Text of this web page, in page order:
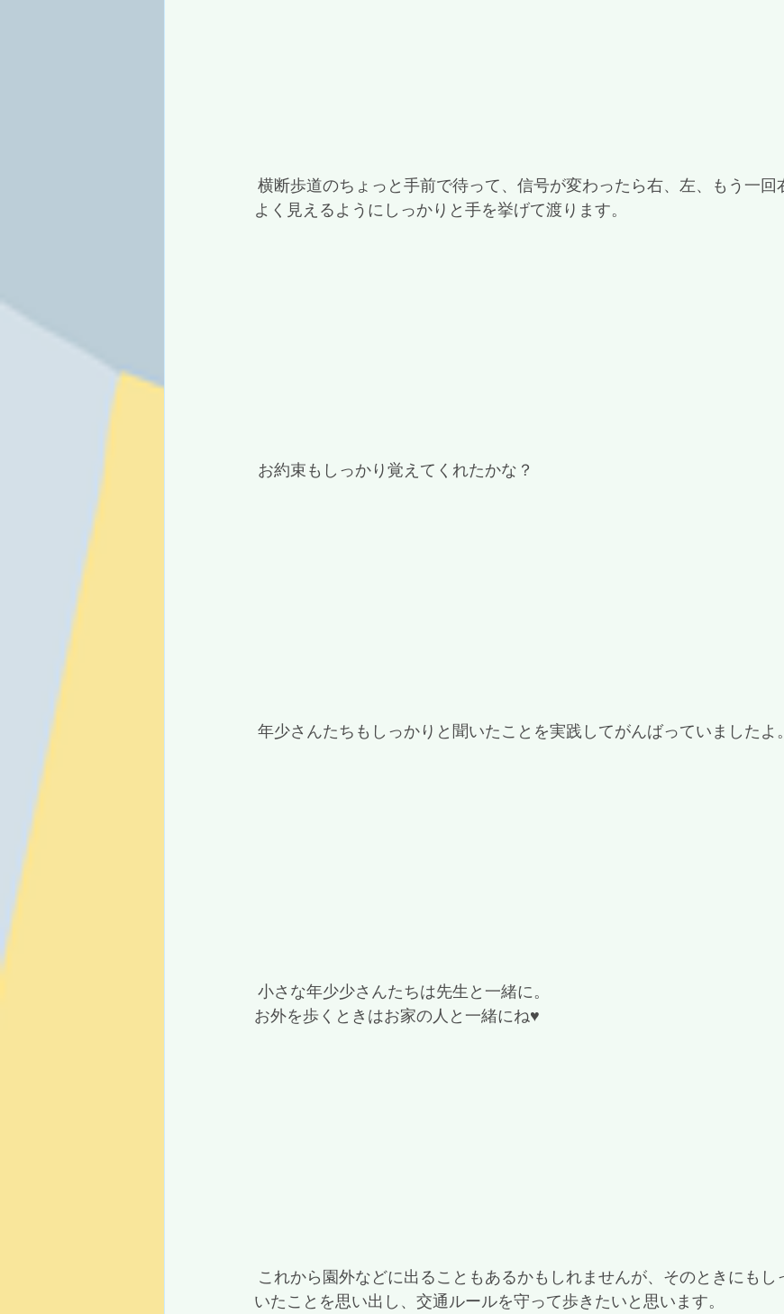
よく見えるようにしっかりと手を挙げて渡ります。
お約束もしっかり覚えてくれたかな？
年少さんたちもしっかりと聞いたことを実践してがんばっていましたよ。
小さな年少少さんたちは先生と一緒に。
お外を歩くときはお家の人と一緒にね♥
いたことを思い出し、交通ルールを守って歩きたいと思います。